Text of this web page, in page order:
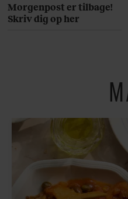
Morgenpost er tilbage!
Skriv dig op her